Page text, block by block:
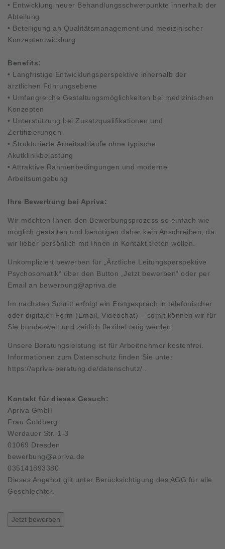
• Entwicklung neuer Behandlungsschwerpunkte innerhalb der
Abteilung
• Beteiligung an Qualitätsmanagement und medizinischer
Konzeptentwicklung
Benefits:
• Langfristige Entwicklungsperspektive innerhalb der
ärztlichen Führungsebene
• Umfangreiche Gestaltungsmöglichkeiten bei medizinischen
Konzepten
• Unterstützung bei Zusatzqualifikationen und
Zertifizierungen
• Strukturierte Arbeitsabläufe ohne typische
Akutklinikbelastung
• Attraktive Rahmenbedingungen und moderne
Arbeitsumgebung
Ihre Bewerbung bei Apriva:
Wir möchten Ihnen den Bewerbungsprozess so einfach wie
möglich gestalten und benötigen daher kein Anschreiben, da
wir lieber persönlich mit Ihnen in Kontakt treten wollen.
Unkompliziert bewerben für „Ärztliche Leitungsperspektive
Psychosomatik“ über den Button „Jetzt bewerben“ oder per
Email an bewerbung@apriva.de
Im nächsten Schritt erfolgt ein Erstgespräch in telefonischer
oder digitaler Form (Email, Videochat) – somit können wir für
Sie bundesweit und zeitlich flexibel tätig werden.
Unsere Beratungsleistung ist für Arbeitnehmer kostenfrei.
Informationen zum Datenschutz finden Sie unter
https://apriva-beratung.de/datenschutz/
Kontakt für dieses Gesuch:
Apriva GmbH
Frau Goldberg
Werdauer Str. 1-3
01069 Dresden
bewerbung@apriva.de
035141893380
Dieses Angebot gilt unter Berücksichtigung des AGG für alle
Geschlechter.
Jetzt bewerben